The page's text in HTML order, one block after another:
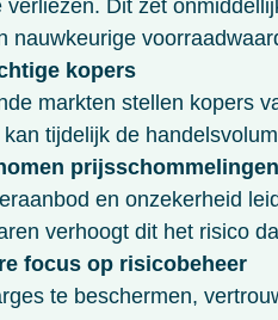
verliezen. Dit zet
nauwkeurige
kopers
markten stellen kopers
tijdelijk de
prijsschommelingen
en onzekerheid
verhoogt dit het risico
focus op risicobeheer
te beschermen,